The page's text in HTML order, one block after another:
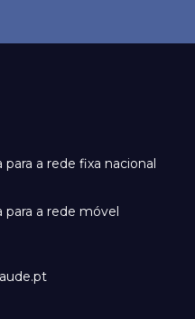
a rede fixa nacional
para a rede móvel